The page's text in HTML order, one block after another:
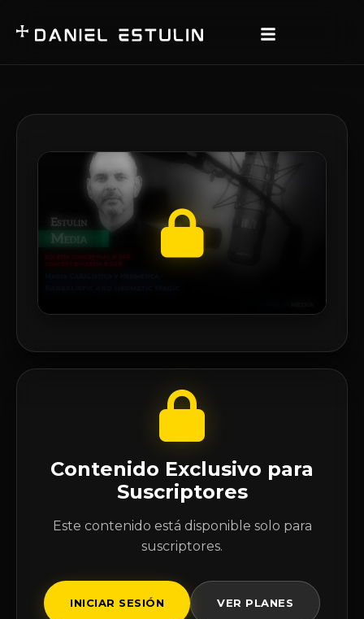
Contenido Exclusivo para
Suscriptores
Este contenido está disponible solo para
suscriptores.
INICIAR SESIÓN VER PLANES